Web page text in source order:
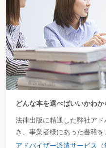
どんな本を選べばいいかわ
法律出版に精通した弊社ア
き、事業者様にあった書籍を
アドバイザー派遣サービス（